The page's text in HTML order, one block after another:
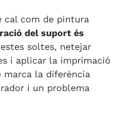
cal com de pintura
del suport és
soltes, netejar
i aplicar la imprimació
marca la diferència
i un problema